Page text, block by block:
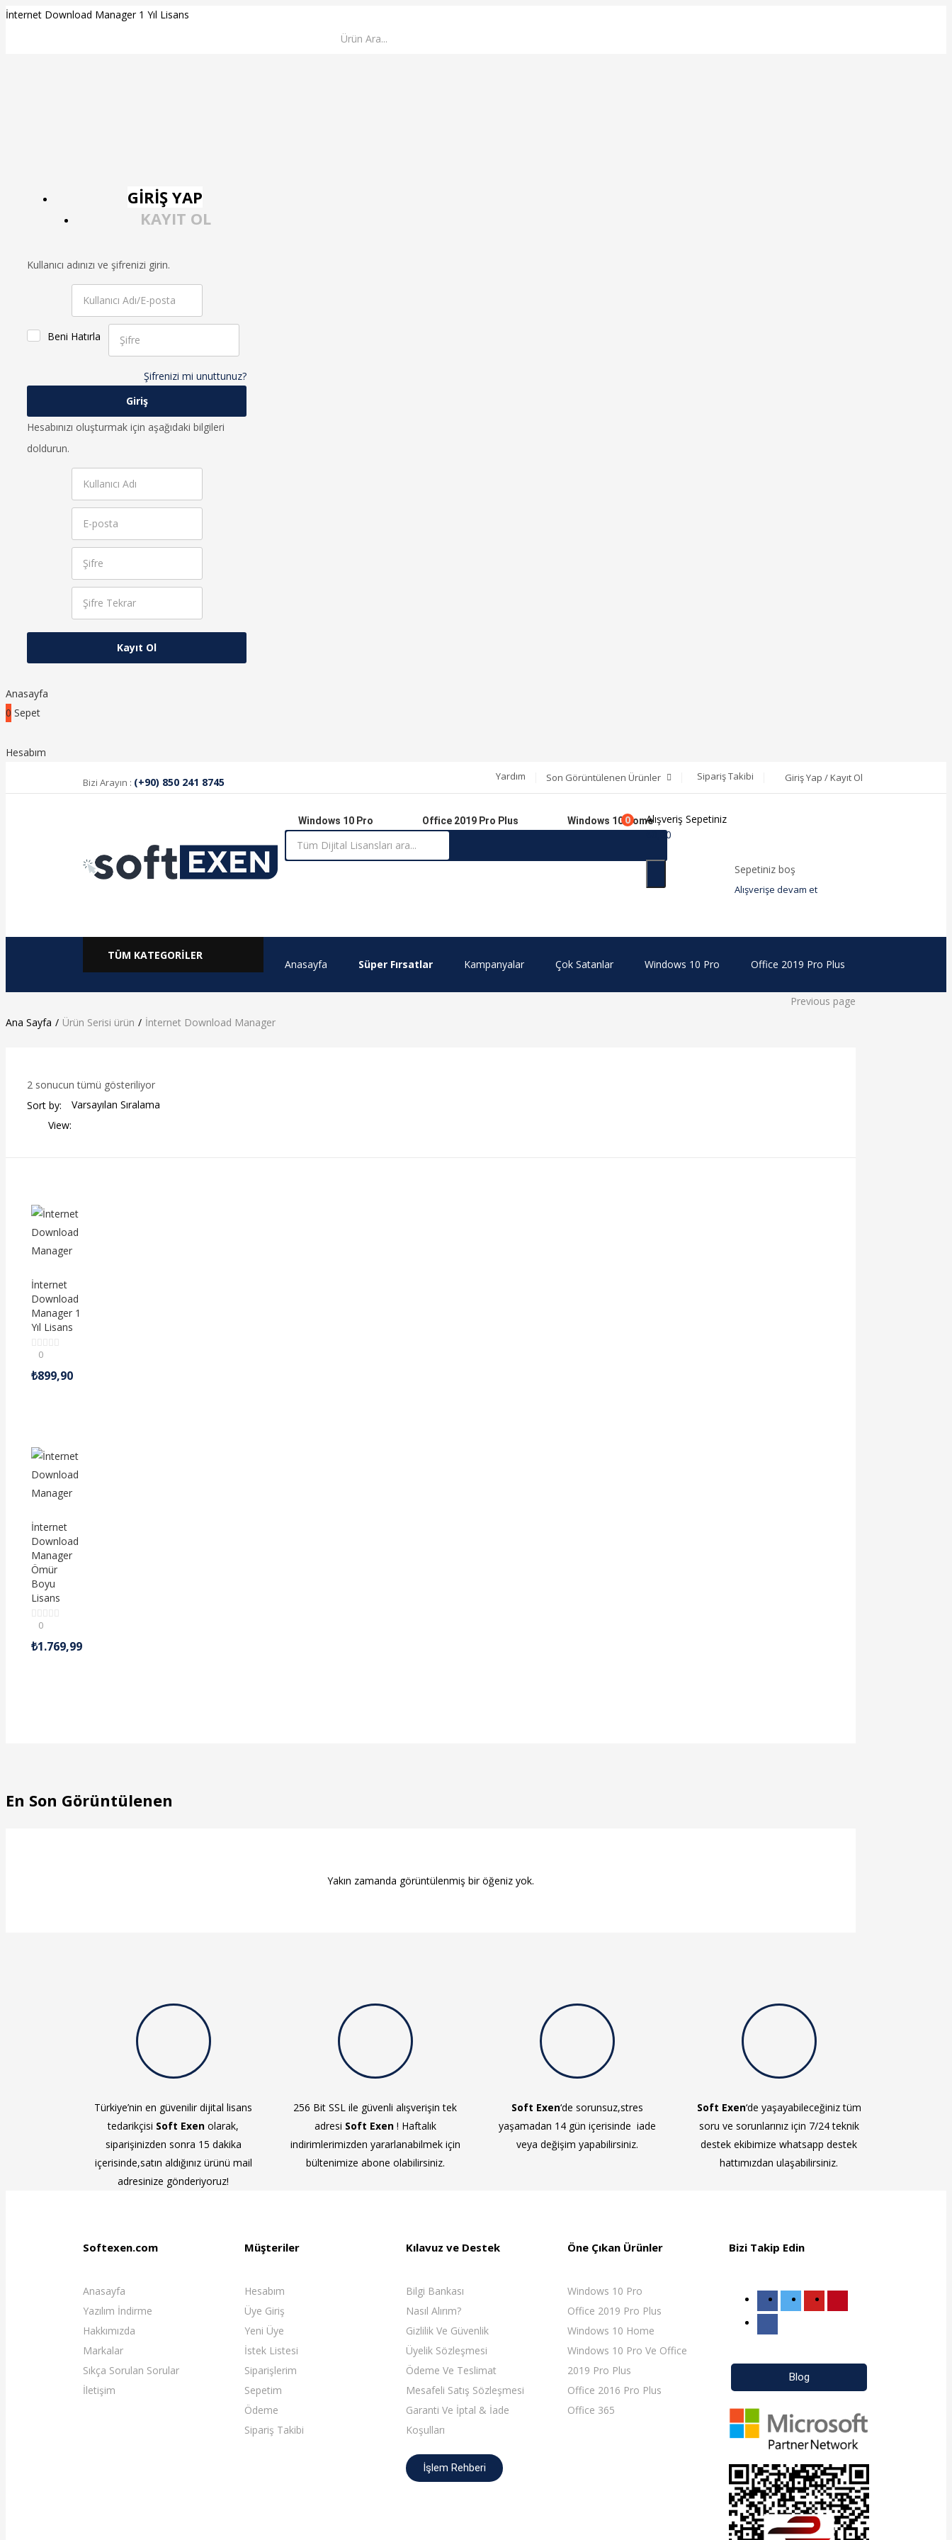
İnternet Download Manager 1 Yıl Lisans
GIRIŞ YAP
KAYIT OL
Kullanıcı adınızı ve şifrenizi girin.
Beni Hatırla
Şifrenizi mi unuttunuz?
Hesabınızı oluşturmak için aşağıdaki bilgileri
doldurun.
Anasayfa
0 Sepet
Hesabım
Bizi Arayın : (+90) 850 241 8745 Yardım Son Görüntülenen Ürünler Sipariş Takibi Giriş Yap / Kayıt Ol
Windows 10 Pro Office 2019 Pro Plus Windows 10 Home
0
Alışveriş Sepetiniz
₺0,00
Sepetiniz boş
Alışverişe devam et
TÜM KATEGORİLER
Anasayfa Süper Fırsatlar Kampanyalar Çok Satanlar Windows 10 Pro Office 2019 Pro Plus
Ana Sayfa Ürün Serisi ürün İnternet Download Manager
Previous page
2 sonucun tümü gösteriliyor
Sort by:
View:
İnternet
Download
Manager 1
Yıl Lisans
0
₺899,90
İnternet
Download
Manager
Ömür
Boyu
Lisans
0
₺1.769,99
En Son Görüntülenen
Yakın zamanda görüntülenmiş bir öğeniz yok.
Türkiye’nin en güvenilir dijital lisans
tedarikçisi Soft Exen olarak,
siparişinizden sonra 15 dakika
içerisinde,satın aldığınız ürünü mail
adresinize gönderiyoruz!
256 Bit SSL ile güvenli alışverişin tek
adresi Soft Exen ! Haftalık
indirimlerimizden yararlanabilmek için
bültenimize abone olabilirsiniz.
Soft Exen‘de sorunsuz,stres
yaşamadan 14 gün içerisinde iade
veya değişim yapabilirsiniz.
Soft Exen‘de yaşayabileceğiniz tüm
soru ve sorunlarınız için 7/24 teknik
destek ekibimize whatsapp destek
hattımızdan ulaşabilirsiniz.
Softexen.com
Anasayfa
Yazılım İndirme
Hakkımızda
Markalar
Sıkça Sorulan Sorular
İletişim
Müşteriler
Hesabım
Üye Giriş
Yeni Üye
İstek Listesi
Siparişlerim
Sepetim
Ödeme
Sipariş Takibi
Kılavuz ve Destek
Bilgi Bankası
Nasıl Alırım?
Gizlilik Ve Güvenlik
Üyelik Sözleşmesi
Ödeme Ve Teslimat
Mesafeli Satış Sözleşmesi
Garanti Ve İptal & İade
Koşulları
İşlem Rehberi
Öne Çıkan Ürünler
Windows 10 Pro
Office 2019 Pro Plus
Windows 10 Home
Windows 10 Pro Ve Office
2019 Pro Plus
Office 2016 Pro Plus
Office 365
Bizi Takip Edin
Blog